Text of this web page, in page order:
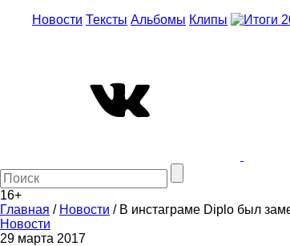
Новости Тексты Альбомы Клипы
16+
Главная / Новости / В инстаграме Diplo был
Новости
29 марта 2017